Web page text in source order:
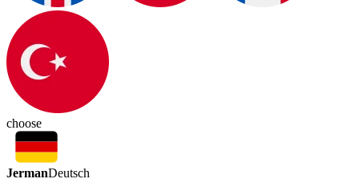
choose
JermanDeutsch